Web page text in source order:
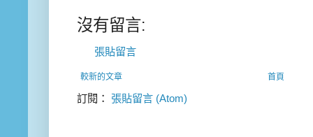
沒有留言:
張貼留言
較新的文章 首頁
訂閱： 張貼留言 (Atom)